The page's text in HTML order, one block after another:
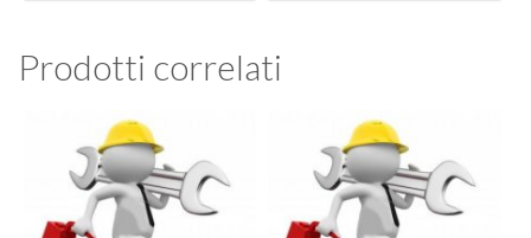
possono essere scelte
possono essere scelte
Prodotti correlati